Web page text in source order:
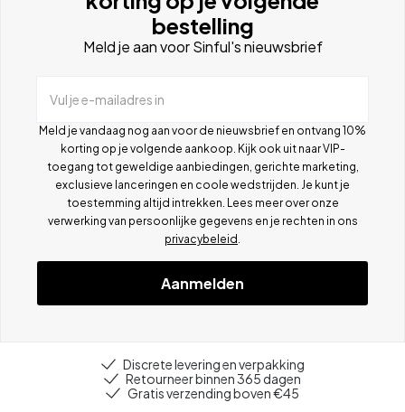
bestelling
Meld je aan voor Sinful's nieuwsbrief
Vul je e-mailadres in
Meld je vandaag nog aan voor de nieuwsbrief en ontvang 10%
korting op je volgende aankoop. Kijk ook uit naar VIP-
toegang tot geweldige aanbiedingen, gerichte marketing,
exclusieve lanceringen en coole wedstrijden. Je kunt je
toestemming altijd intrekken. Lees meer over onze
verwerking van persoonlijke gegevens en je rechten in ons
privacybeleid
Aanmelden
Discrete levering en verpakking
Retourneer binnen 365 dagen
Gratis verzending boven €45